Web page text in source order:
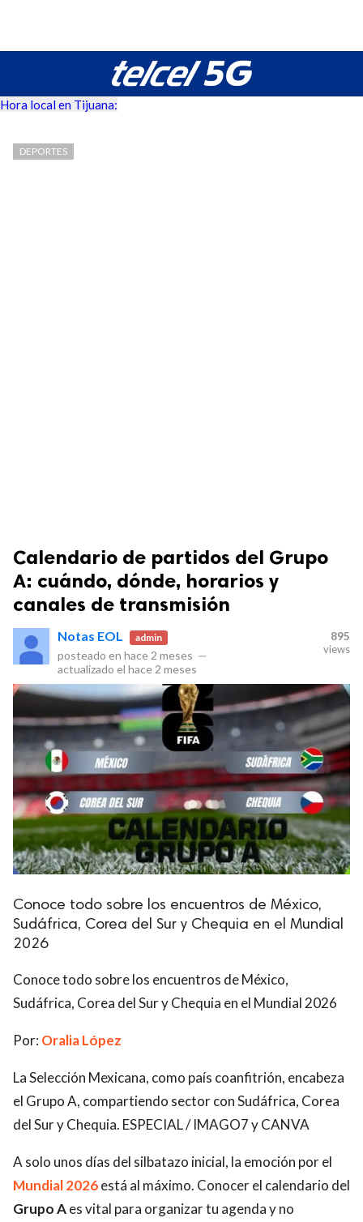
Hora local en Tijuana:
DEPORTES
Calendario de partidos del Grupo
A: cuándo, dónde, horarios y
canales de transmisión
Notas EOL admin
posteado en hace 2 meses —
actualizado el hace 2 meses
895
views
Conoce todo sobre los encuentros de México,
Sudáfrica, Corea del Sur y Chequia en el Mundial
2026
Conoce todo sobre los encuentros de México,
Sudáfrica, Corea del Sur y Chequia en el Mundial 2026
Por: Oralia López
La Selección Mexicana, como país coanfitrión, encabeza
el Grupo A, compartiendo sector con Sudáfrica, Corea
del Sur y Chequia. ESPECIAL / IMAGO7 y CANVA
A solo unos días del silbatazo inicial, la emoción por el
Mundial 2026está al máximo. Conocer el calendario del
Grupo Aes vital para organizar tu agenda y no